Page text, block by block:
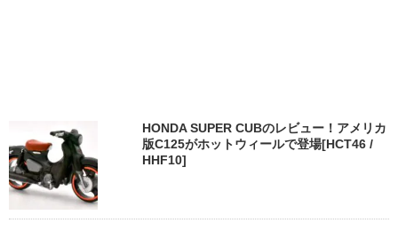
HONDA SUPER CUBのレビュー！アメリカ
版C125がホットウィールで登場[HCT46 /
HHF10]